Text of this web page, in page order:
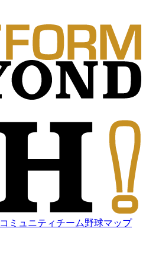
コミュニティチーム野球マップ